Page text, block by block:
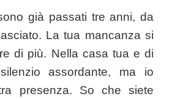
già passati tre anni, da
La tua mancanza si
di più. Nella casa tua e di
assordante, ma io
presenza. So che siete